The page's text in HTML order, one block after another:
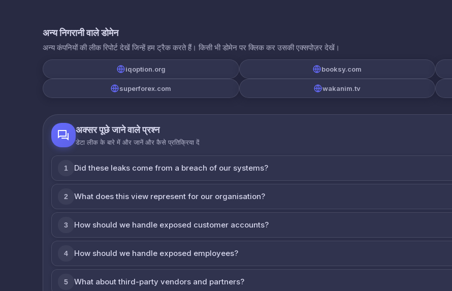
अन्य निगरानी वाले डोमेन
अन्य कंपनियों की लीक रिपोर्ट देखें जिन्हें हम ट्रैक करते हैं। किसी भी डोमेन पर क्लिक कर उसकी एक्सपोज़र देखें।
iqoption.org booksy.com
superforex.com wakanim.tv
अक्सर पूछे जाने वाले प्रश्न
डेटा लीक के बारे में और जानें और कैसे प्रतिक्रिया दें
1 Did these leaks come from a breach of our systems?
2 What does this view represent for our organisation?
3 How should we handle exposed customer accounts?
4 How should we handle exposed employees?
5 What about third-party vendors and partners?